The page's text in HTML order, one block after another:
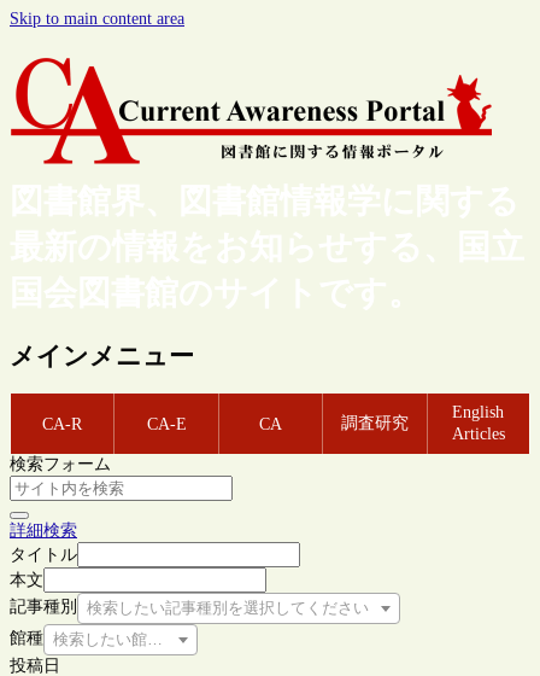
Skip to main content area
図書館界、図書館情報学に関する
最新の情報をお知らせする、国立
国会図書館のサイトです。
メインメニュー
CA-R CA-E CA 調査研究
English
Articles
検索フォーム
詳細検索
タイトル
本文
記事種別
検索したい記事種別を選択してください
館種 検索したい館種を選択してください
投稿日